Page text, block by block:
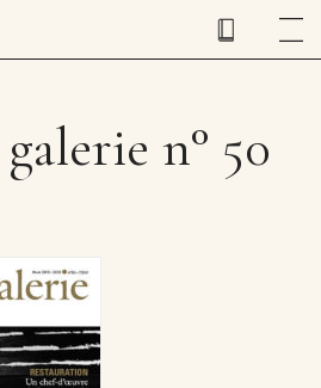
n° 50